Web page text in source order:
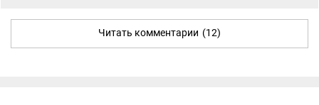
Читать комментарии (12)